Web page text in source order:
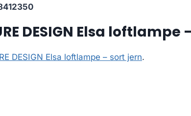
DESIGN Elsa loftlampe
DESIGN Elsa loftlampe – sort jern.